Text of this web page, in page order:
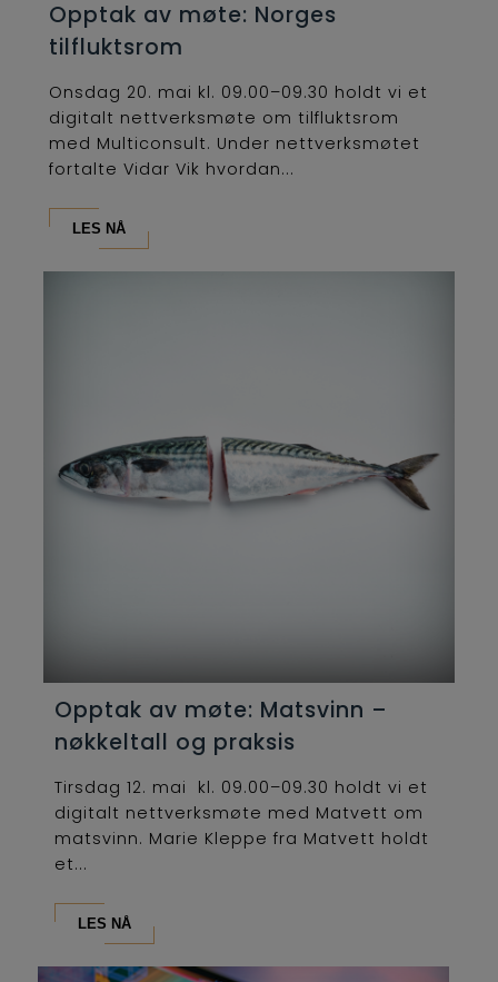
Opptak av møte: Norges
tilfluktsrom
Onsdag 20. mai kl. 09.00–09.30 holdt vi et
digitalt nettverksmøte om tilfluktsrom
med Multiconsult. Under nettverksmøtet
fortalte Vidar Vik hvordan...
LES NÅ
Opptak av møte: Matsvinn –
nøkkeltall og praksis
Tirsdag 12. mai kl. 09.00–09.30 holdt vi et
digitalt nettverksmøte med Matvett om
matsvinn. Marie Kleppe fra Matvett holdt
et...
LES NÅ